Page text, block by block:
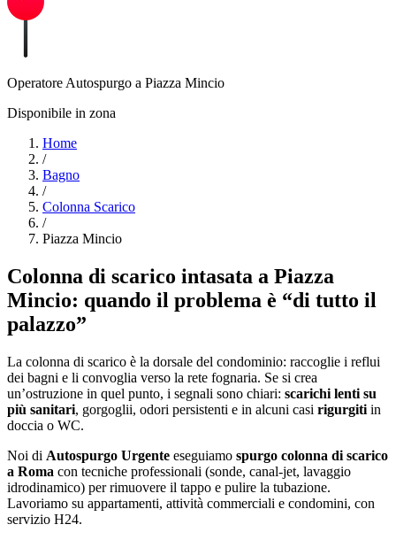
Operatore Autospurgo a Piazza Mincio
Disponibile in zona
Home
/
Bagno
/
Colonna Scarico
/
Piazza Mincio
Colonna di scarico intasata a Piazza
Mincio: quando il problema è “di tutto il
palazzo”
La colonna di scarico è la dorsale del condominio: raccoglie i reflui
dei bagni e li convoglia verso la rete fognaria. Se si crea
un’ostruzione in quel punto, i segnali sono chiari: scarichi lenti su
più sanitari, gorgoglii, odori persistenti e in alcuni casi rigurgiti in
doccia o WC.
Noi di Autospurgo Urgente eseguiamo spurgo colonna di scarico
a Roma con tecniche professionali (sonde, canal-jet, lavaggio
idrodinamico) per rimuovere il tappo e pulire la tubazione.
Lavoriamo su appartamenti, attività commerciali e condomini, con
servizio H24.